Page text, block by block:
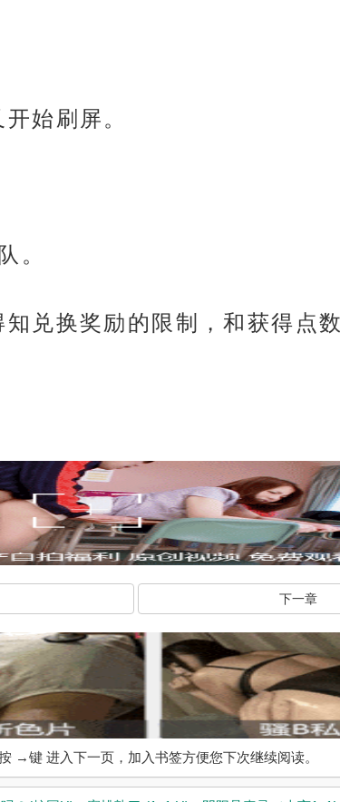
始刷屏。
。
兑换奖励的限制，和获得点
下一章
→键 进入下一页，加入书签方便您下次继续阅读。